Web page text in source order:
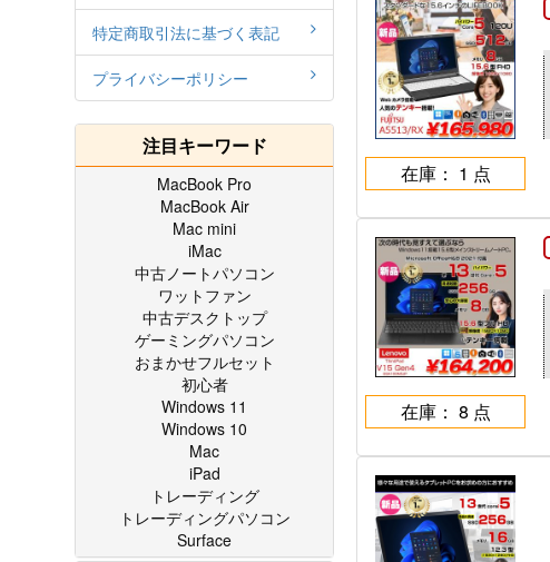
在庫： 1 点
在庫： 8 点
特定商取引法に基づく表記
プライバシーポリシー
注目キーワード
MacBook Pro
MacBook Air
Mac mini
iMac
中古ノートパソコン
ワットファン
中古デスクトップ
ゲーミングパソコン
おまかせフルセット
初心者
Windows 11
Windows 10
Mac
iPad
トレーディング
トレーディングパソコン
Surface